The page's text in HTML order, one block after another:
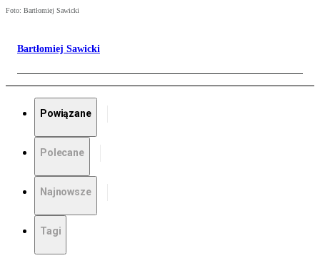
Foto: Bartłomiej Sawicki
Bartłomiej Sawicki
Powiązane
Polecane
Najnowsze
Tagi